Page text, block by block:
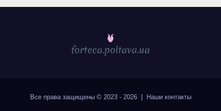
Все права защищены © 2023 - 2026 | Наши контакты